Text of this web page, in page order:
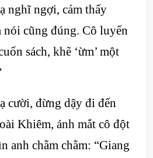
nghĩ ngợi, cảm thấy
cũng đúng. Cô luyến
sách, khẽ ‘ừm’ một
cười, đừng dậy đi đến
Khiêm, ánh mắt cô đột
anh chằm chằm: “Giang